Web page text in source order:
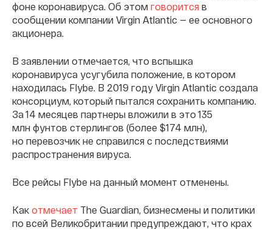
фоне коронавируса. Об этом говорится в
сообщении компании Virgin Atlantic — ее основного
акционера.
В заявлении отмечается, что вспышка
коронавируса усугубила положение, в котором
находилась Flybe. В 2019 году Virgin Atlantic создала
консорциум, который пытался сохранить компанию.
За 14 месяцев партнеры вложили в это 135
млн фунтов стерлингов (более $174 млн),
но перевозчик не справился с последствиями
распространения вируса.
Все рейсы Flybe на данный момент отменены.
Как отмечает The Guardian, бизнесмены и политики
по всей Великобритании предупреждают, что крах